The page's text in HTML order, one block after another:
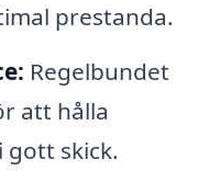
prestanda.
Regelbundet
att hålla
skick.